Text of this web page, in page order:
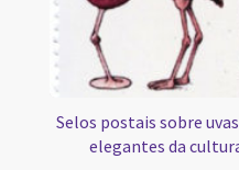
Selos postais sobre
elegantes da